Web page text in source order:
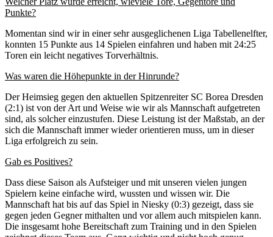
Punkte?
Momentan sind wir in einer sehr ausgeglichenen Liga Tabellenelfter,
konnten 15 Punkte aus 14 Spielen einfahren und haben mit 24:25
Toren ein leicht negatives Torverhältnis.
Was waren die Höhepunkte in der Hinrunde?
Der Heimsieg gegen den aktuellen Spitzenreiter SC Borea Dresden
(2:1) ist von der Art und Weise wie wir als Mannschaft aufgetreten
sind, als solcher einzustufen. Diese Leistung ist der Maßstab, an der
sich die Mannschaft immer wieder orientieren muss, um in dieser
Liga erfolgreich zu sein.
Gab es Positives?
Dass diese Saison als Aufsteiger und mit unseren vielen jungen
Spielern keine einfache wird, wussten und wissen wir. Die
Mannschaft hat bis auf das Spiel in Niesky (0:3) gezeigt, dass sie
gegen jeden Gegner mithalten und vor allem auch mitspielen kann.
Die insgesamt hohe Bereitschaft zum Training und in den Spielen